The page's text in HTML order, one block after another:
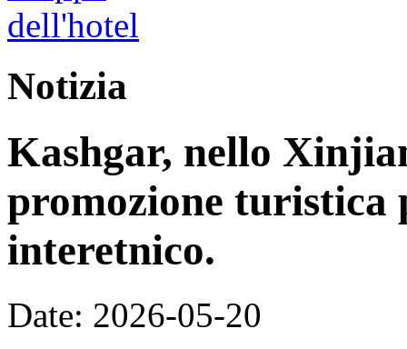
Notizia
Kashgar, nello
promozione turistica
interetnico.
Date: 2026-05-20